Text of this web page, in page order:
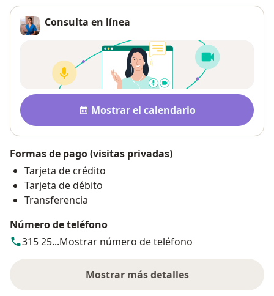
Consulta en línea
Disponibilidad
Mostrar el calendario
Formas de pago (visitas privadas)
Tarjeta de crédito
Tarjeta de débito
Transferencia
Número de teléfono
315 25...Mostrar número de teléfono
Mostrar más detalles
sobre la dirección